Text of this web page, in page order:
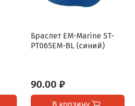
Браслет EM-Marine ST-
PT065EM-BL (синий)
90.00 ₽
В корзину